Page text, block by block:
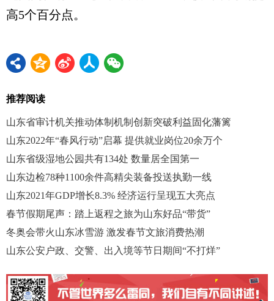
高5个百分点。
推荐阅读
山东省审计机关推动体制机制创新突破利益固化藩篱
山东2022年“春风行动”启幕 提供就业岗位20余万个
山东省级湿地公园共有134处 数量居全国第一
山东边检78种1100余件高精尖装备投送执勤一线
山东2021年GDP增长8.3% 经济运行呈现五大亮点
春节假期尾声：踏上返程之旅为山东好品“带货”
冬奥会带火山东冰雪游 激发春节文旅消费热潮
山东公安户政、交警、出入境等节日期间“不打烊”